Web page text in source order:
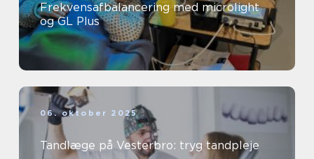
Frekvensafbalancering med microlight
og GL Plus
06. oktober 2025
Tandlæge på Vesterbro: tryg tandpleje